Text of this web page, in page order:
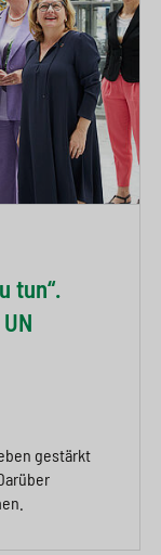
tun“.
gestärkt